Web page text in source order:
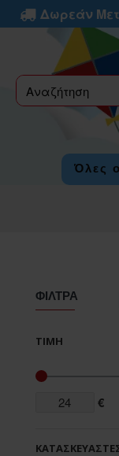
Δωρεάν
label
Όλες
ΦΊΛΤΡΑ
ΤΙΜΉ
€